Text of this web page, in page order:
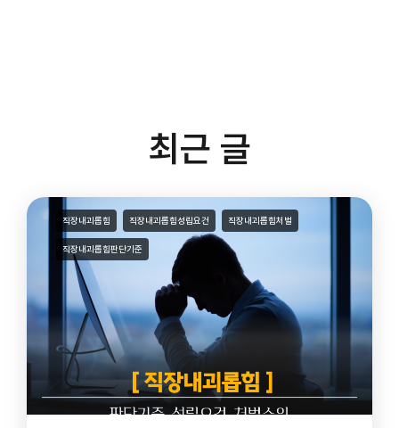
최근 글
직장내괴롭힘 직장내괴롭힘성립요건 직장내괴롭힘처벌
직장내괴롭힘판단기준